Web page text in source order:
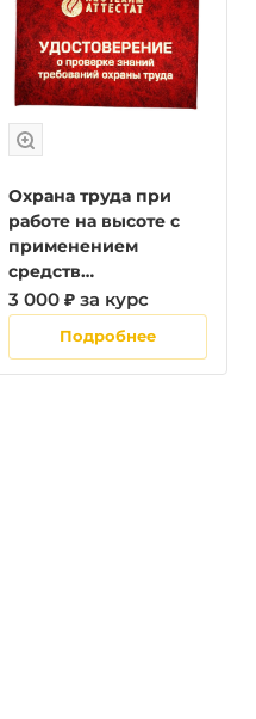
Охрана труда при
работе на высоте с
применением
средств
подмащивания
3 000 ₽ за курс
Подробнее